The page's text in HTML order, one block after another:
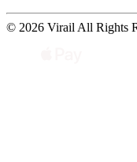
© 2026 Virail All Rights